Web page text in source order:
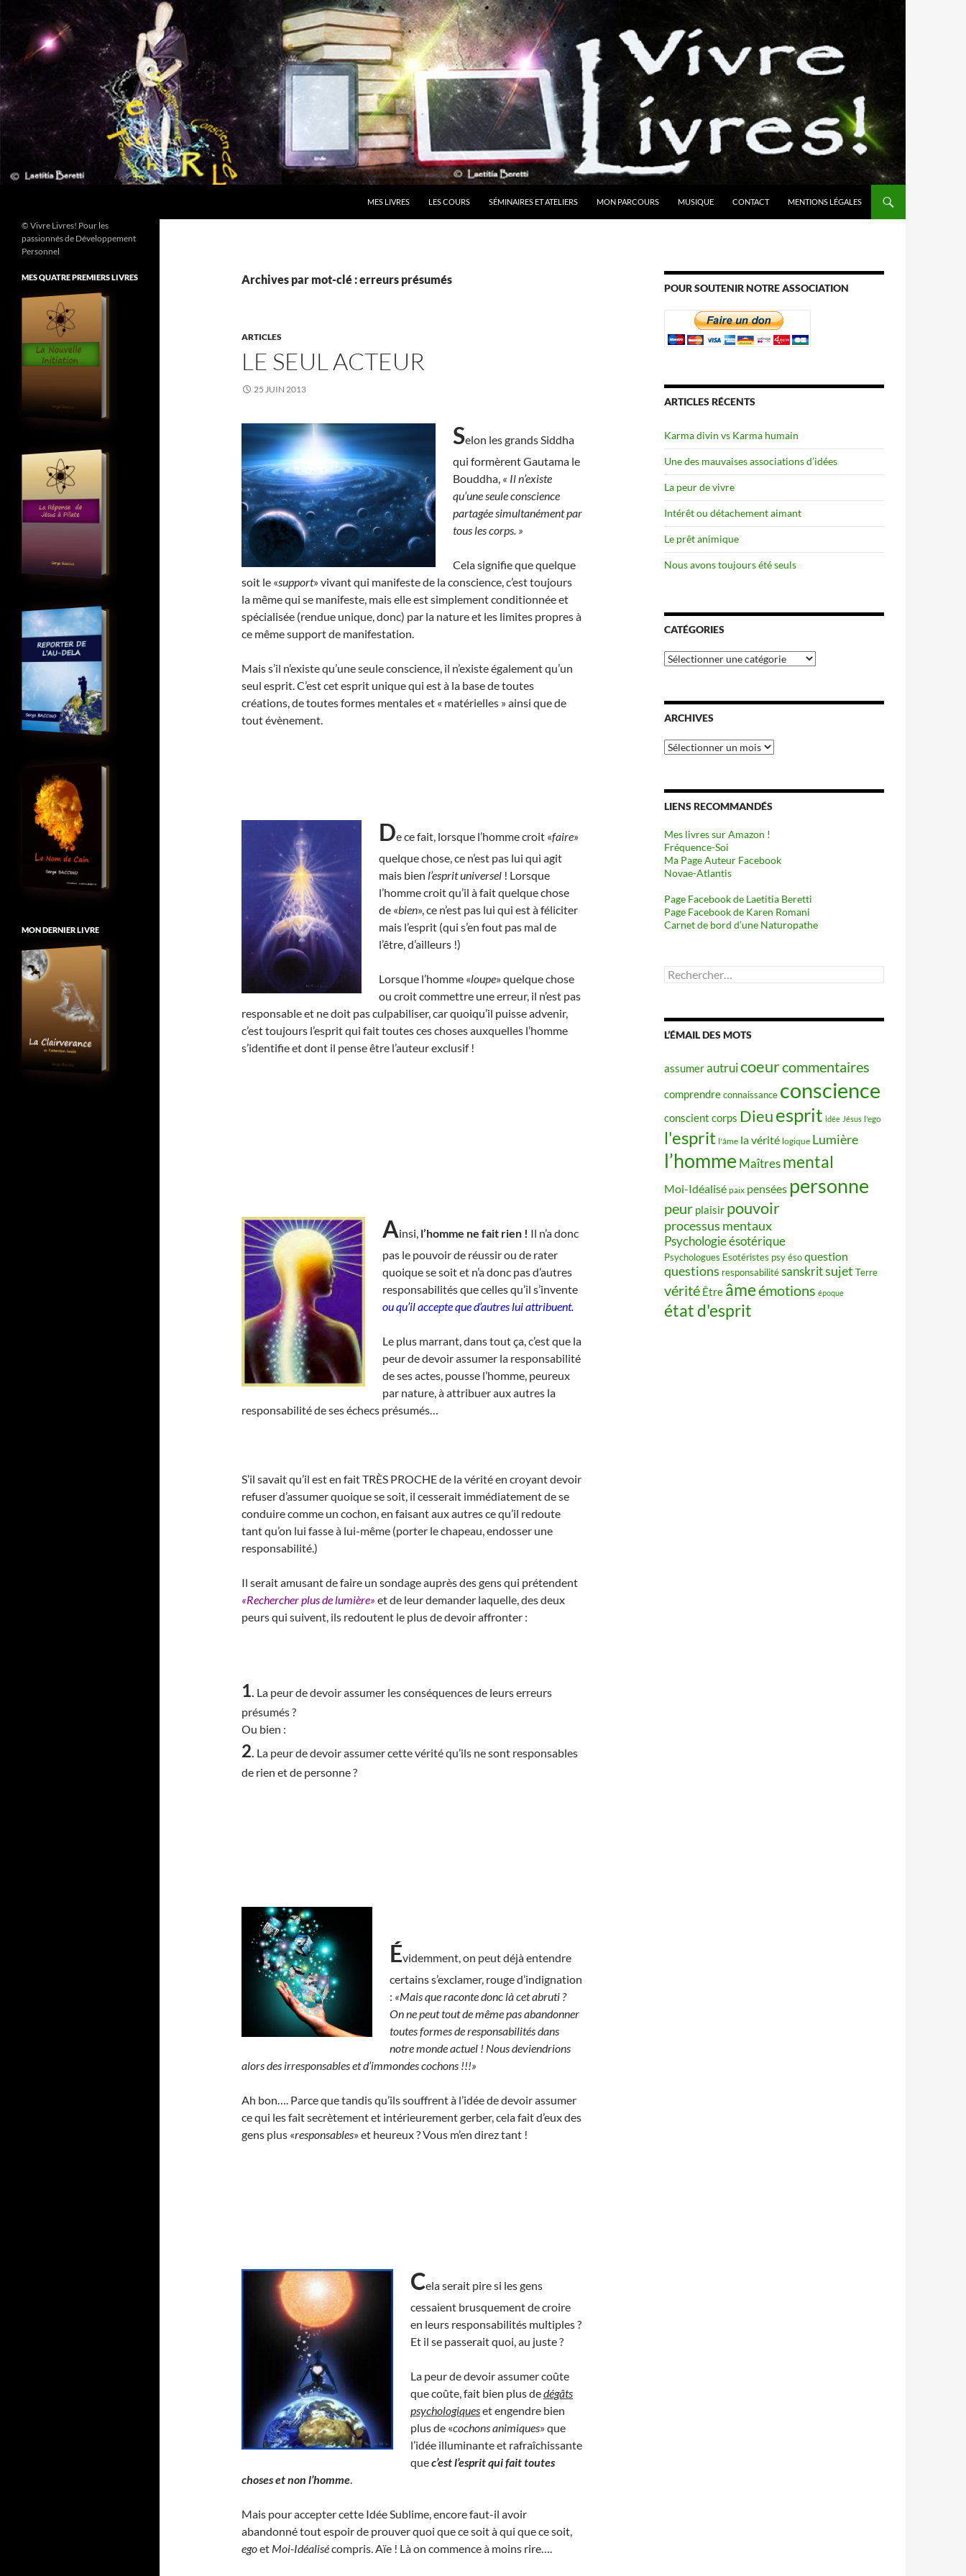
contenu
MES LIVRES LES COURS SÉMINAIRES ET ATELIERS MON PARCOURS MUSIQUE CONTACT MENTIONS LÉGALES
Archives par mot-clé : erreurs présumés
ARTICLES
LE SEUL ACTEUR
25 JUIN 2013
Selon les grands Siddha
qui formèrent Gautama le
Bouddha, « Il n’existe
qu’une seule conscience
partagée simultanément par
tous les corps. »
Cela signifie que quelque
soit le «support» vivant qui manifeste de la conscience, c’est toujours
la même qui se manifeste, mais elle est simplement conditionnée et
spécialisée (rendue unique, donc) par la nature et les limites propres à
ce même support de manifestation.
Mais s’il n’existe qu’une seule conscience, il n’existe également qu’un
seul esprit. C’est cet esprit unique qui est à la base de toutes
créations, de toutes formes mentales et « matérielles » ainsi que de
tout évènement.
De ce fait, lorsque l’homme croit «faire»
quelque chose, ce n’est pas lui qui agit
mais bien l’esprit universel ! Lorsque
l’homme croit qu’il à fait quelque chose
de «bien», ce n’est pas lui qui est à féliciter
mais l’esprit (qui s’en fout pas mal de
l’être, d’ailleurs !)
Lorsque l’homme «loupe» quelque chose
ou croit commettre une erreur, il n’est pas
responsable et ne doit pas culpabiliser, car quoiqu’il puisse advenir,
c’est toujours l’esprit qui fait toutes ces choses auxquelles l’homme
s’identifie et dont il pense être l’auteur exclusif !
Ainsi, l’homme ne fait rien ! Il n’a donc
pas le pouvoir de réussir ou de rater
quoique se soit et n’a donc pas d’autres
responsabilités que celles qu’il s’invente
ou qu’il accepte que d’autres lui attribuent.
Le plus marrant, dans tout ça, c’est que la
peur de devoir assumer la responsabilité
de ses actes, pousse l’homme, peureux
par nature, à attribuer aux autres la
responsabilité de ses échecs présumés…
S’il savait qu’il est en fait TRÈS PROCHE de la vérité en croyant devoir
refuser d’assumer quoique se soit, il cesserait immédiatement de se
conduire comme un cochon, en faisant aux autres ce qu’il redoute
tant qu’on lui fasse à lui-même (porter le chapeau, endosser une
responsabilité.)
Il serait amusant de faire un sondage auprès des gens qui prétendent
«Rechercher plus de lumière» et de leur demander laquelle, des deux
peurs qui suivent, ils redoutent le plus de devoir affronter :
1. La peur de devoir assumer les conséquences de leurs erreurs
présumés ?
Ou bien :
2. La peur de devoir assumer cette vérité qu’ils ne sont responsables
de rien et de personne ?
Évidemment, on peut déjà entendre
certains s’exclamer, rouge d’indignation
: «Mais que raconte donc là cet abruti ?
On ne peut tout de même pas abandonner
toutes formes de responsabilités dans
notre monde actuel ! Nous deviendrions
alors des irresponsables et d’immondes cochons !!!»
Ah bon…. Parce que tandis qu’ils souffrent à l’idée de devoir assumer
ce qui les fait secrètement et intérieurement gerber, cela fait d’eux des
gens plus «responsables» et heureux ? Vous m’en direz tant !
Cela serait pire si les gens
cessaient brusquement de croire
en leurs responsabilités multiples ?
Et il se passerait quoi, au juste ?
La peur de devoir assumer coûte
que coûte, fait bien plus dedégâts
psychologiqueset engendre bien
plus de «cochons animiques» que
l’idée illuminante et rafraîchissante
quec’est l’esprit qui fait toutes
choses et non l’homme.
Mais pour accepter cette Idée Sublime, encore faut-il avoir
abandonné tout espoir de prouver quoi que ce soit à qui que ce soit,
egoet Moi-Idéalisécompris. Aïe ! Là on commence à moins rire….
POUR SOUTENIR NOTRE ASSOCIATION
ARTICLES RÉCENTS
Karma divin vs Karma humain
Une des mauvaises associations d’idées
La peur de vivre
Intérêt ou détachement aimant
Le prêt animique
Nous avons toujours été seuls
CATÉGORIES
Catégories
ARCHIVES
Archives
LIENS RECOMMANDÉS
Mes livres sur Amazon !
Fréquence-Soi
Ma Page Auteur Facebook
Novae-Atlantis
Page Facebook de Laetitia Beretti
Page Facebook de Karen Romani
Carnet de bord d’une Naturopathe
Rechercher :
L’ÉMAIL DES MOTS
assumerautruicoeurcommentaires
comprendreconnaissance conscience
conscient corps Dieuesprit idée Jésus l'ego
l'esprit l'âme la vérité logique Lumière
l’homme Maîtres mental
Moi-Idéalisé paix pensées personne
peur plaisir pouvoir
processus mentaux
Psychologie ésotérique
Psychologues Esotéristes psy ésoquestion
questions responsabilitésanskritsujet Terre
vérité Être âmeémotions époque
état d'esprit
© Vivre Livres! Pour les
passionnés de Développement
Personnel
MES QUATRE PREMIERS LIVRES
MON DERNIER LIVRE